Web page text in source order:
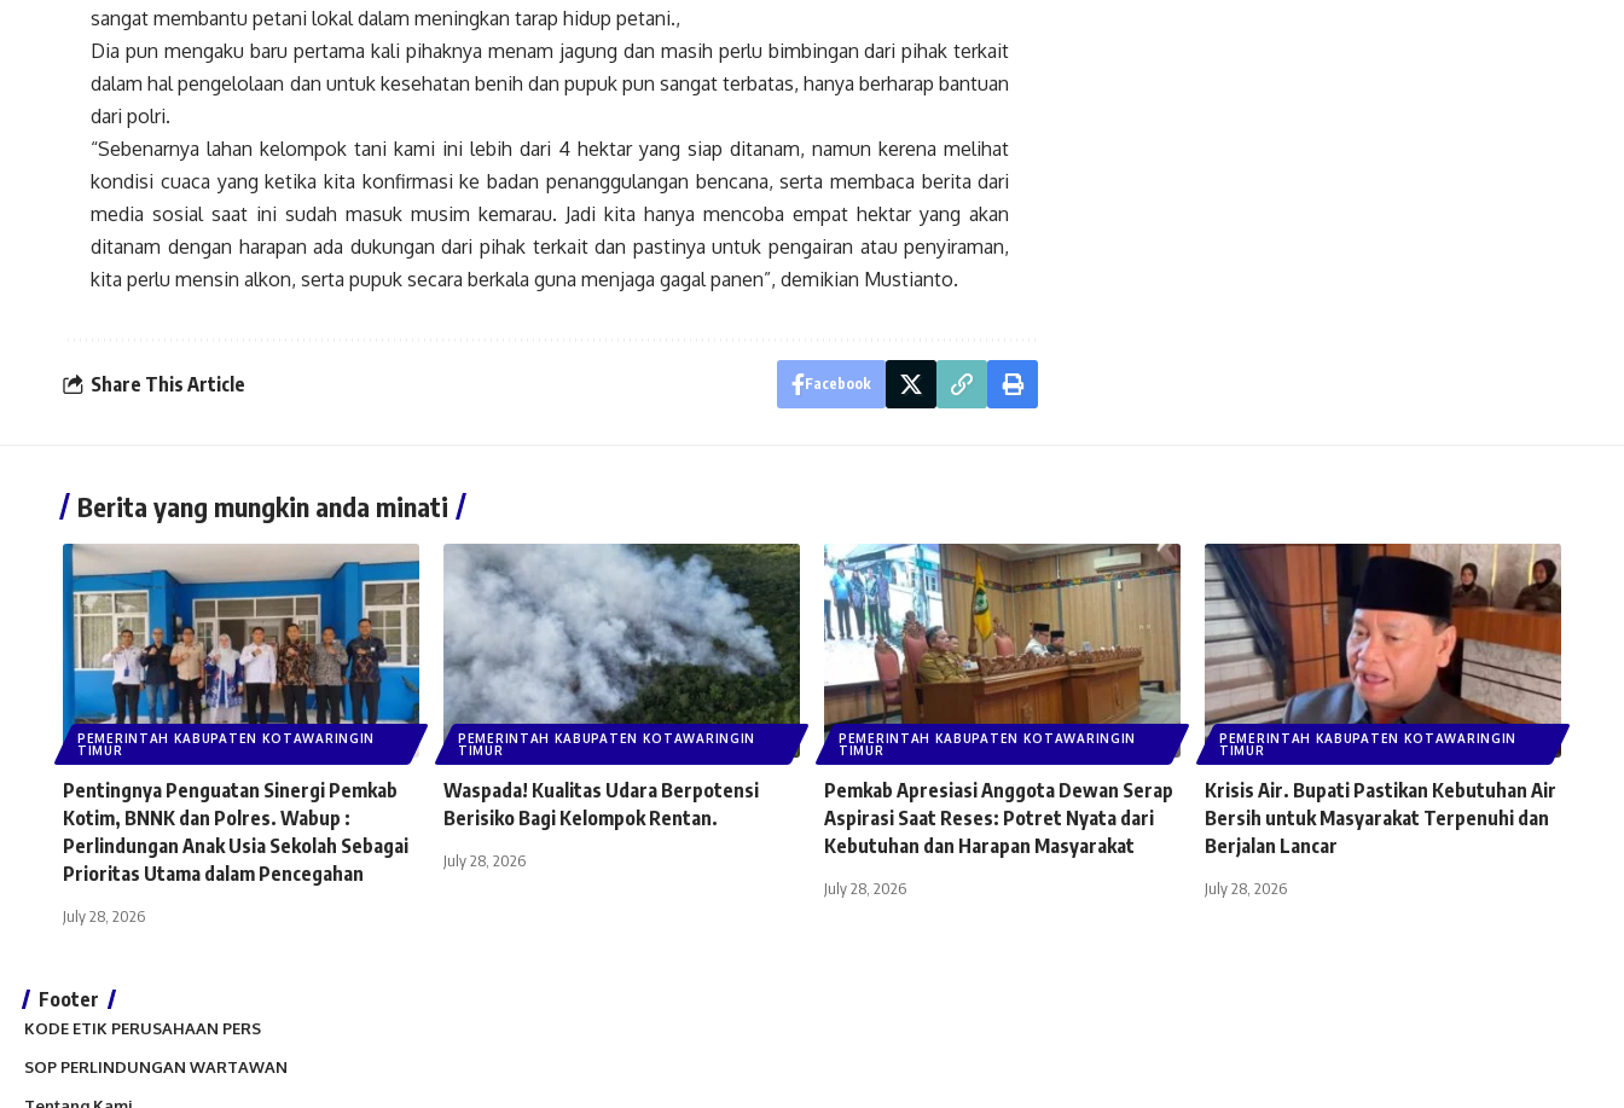
sangat membantu petani lokal dalam meningkan tarap hidup petani.,
Dia pun mengaku baru pertama kali pihaknya menam jagung dan masih perlu bimbingan dari pihak terkait
dalam hal pengelolaan dan untuk kesehatan benih dan pupuk pun sangat terbatas, hanya berharap bantuan
dari polri.
“Sebenarnya lahan kelompok tani kami ini lebih dari 4 hektar yang siap ditanam, namun kerena melihat
kondisi cuaca yang ketika kita konfirmasi ke badan penanggulangan bencana, serta membaca berita dari
media sosial saat ini sudah masuk musim kemarau. Jadi kita hanya mencoba empat hektar yang akan
ditanam dengan harapan ada dukungan dari pihak terkait dan pastinya untuk pengairan atau penyiraman,
kita perlu mensin alkon, serta pupuk secara berkala guna menjaga gagal panen”, demikian Mustianto.
Share This Article Facebook
Berita yang mungkin anda minati
PEMERINTAH KABUPATEN KOTAWARINGIN
TIMUR
Pentingnya Penguatan Sinergi Pemkab
Kotim, BNNK dan Polres. Wabup :
Perlindungan Anak Usia Sekolah Sebagai
Prioritas Utama dalam Pencegahan
July 28, 2026
PEMERINTAH KABUPATEN KOTAWARINGIN
TIMUR
Waspada! Kualitas Udara Berpotensi
Berisiko Bagi Kelompok Rentan.
July 28, 2026
PEMERINTAH KABUPATEN KOTAWARINGIN
TIMUR
Pemkab Apresiasi Anggota Dewan Serap
Aspirasi Saat Reses: Potret Nyata dari
Kebutuhan dan Harapan Masyarakat
July 28, 2026
PEMERINTAH KABUPATEN KOTAWARINGIN
TIMUR
Krisis Air. Bupati ​Pastikan Kebutuhan Air
Bersih untuk Masyarakat Terpenuhi dan
Berjalan Lancar
July 28, 2026
Footer
KODE ETIK PERUSAHAAN PERS
SOP PERLINDUNGAN WARTAWAN